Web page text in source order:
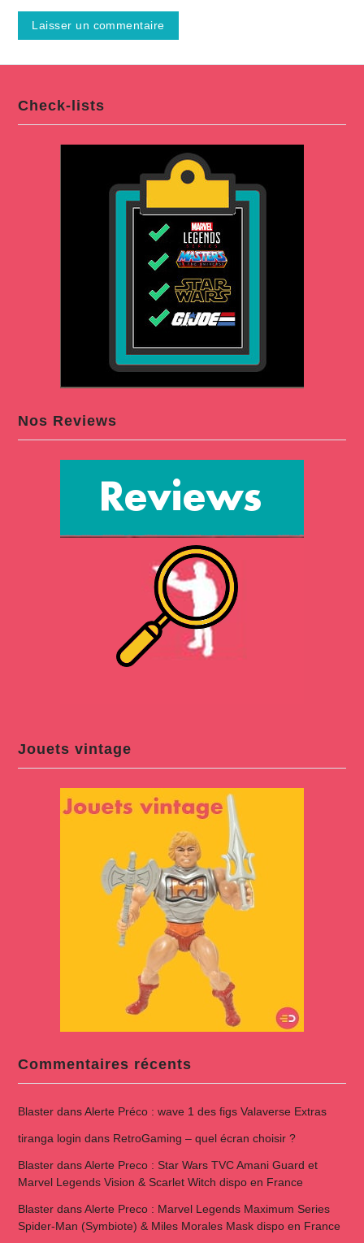
Check-lists
Nos Reviews
Jouets vintage
Commentaires récents
BlasterdansAlerte Préco : wave 1 des figs Valaverse Extras
tiranga login dans RetroGaming – quel écran choisir ?
BlasterdansAlerte Preco : Star Wars TVC Amani Guard et
Marvel Legends Vision & Scarlet Witch dispo en France
BlasterdansAlerte Preco : Marvel Legends Maximum Series
Spider-Man (Symbiote) & Miles Morales Mask dispo en France